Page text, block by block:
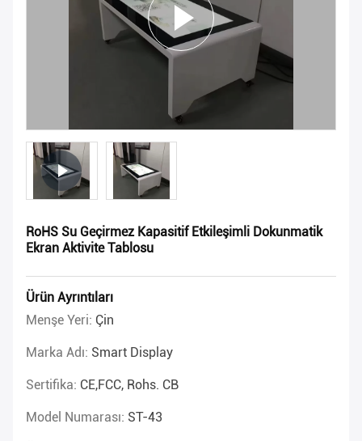
RoHS Su Geçirmez Kapasitif Etkileşimli Dokunmatik
Ekran Aktivite Tablosu
Ürün Ayrıntıları
Menşe Yeri: Çin
Marka Adı: Smart Display
Sertifika: CE,FCC, Rohs. CB
Model Numarası: ST-43